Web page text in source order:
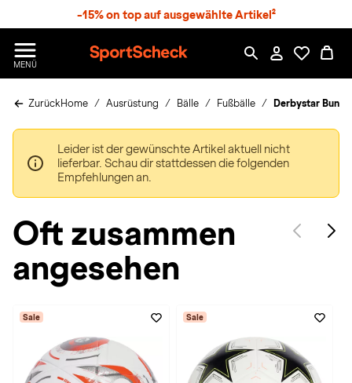
-15% on top auf ausgewählte Artikel²
MENÜ
p
r
c
h
e
ZurückHome Ausrüstung Bälle Fußbälle Derbystar
Leider ist der gewünschte Artikel aktuell nicht
lieferbar. Schau dir stattdessen die folgenden
Empfehlungen an.
Oft zusammen
angesehen
Sale Sale